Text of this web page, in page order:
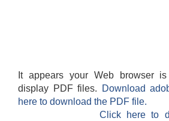
It appears your Web browser
display PDF files.
Download
here to download the PDF file.
Click here to